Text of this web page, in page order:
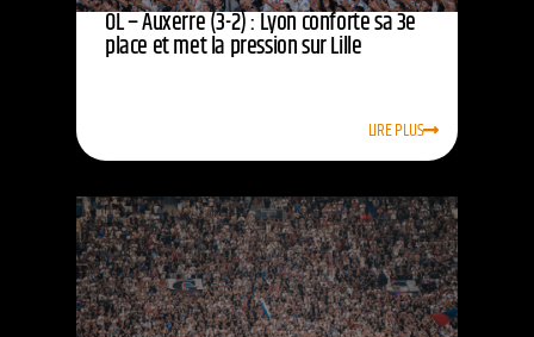
OL – Auxerre (3-2) : Lyon conforte sa 3e
place et met la pression sur Lille
LIRE PLUS